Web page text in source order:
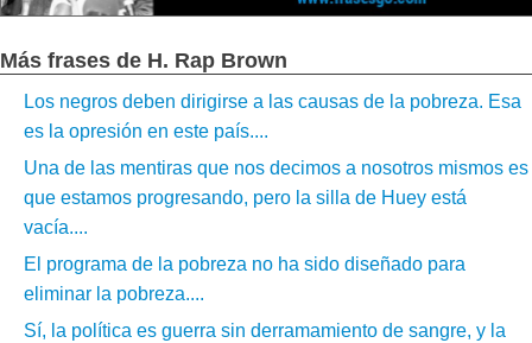
Más frases de H. Rap Brown
Los negros deben dirigirse a las causas de la pobreza. Esa
es la opresión en este país....
Una de las mentiras que nos decimos a nosotros mismos es
que estamos progresando, pero la silla de Huey está
vacía....
El programa de la pobreza no ha sido diseñado para
eliminar la pobreza....
Sí, la política es guerra sin derramamiento de sangre, y la